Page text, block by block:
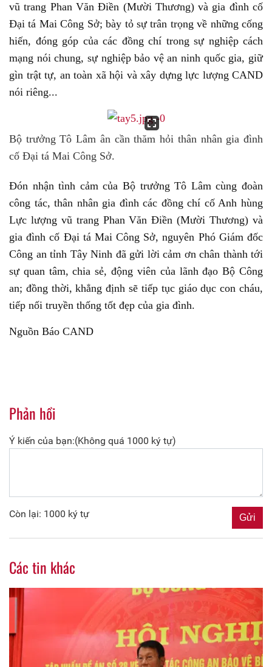
vũ trang Phan Văn Điền (Mười Thương) và gia đình cố
Đại tá Mai Công Sở; bày tỏ sự trân trọng về những cống
hiến, đóng góp của các đồng chí trong sự nghiệp cách
mạng nói chung, sự nghiệp bảo vệ an ninh quốc gia, giữ
gìn trật tự, an toàn xã hội và xây dựng lực lượng CAND
nói riêng...
Bộ trưởng Tô Lâm ân cần thăm hỏi thân nhân gia đình
cố Đại tá Mai Công Sở.
Đón nhận tình cảm của Bộ trưởng Tô Lâm cùng đoàn
công tác, thân nhân gia đình các đồng chí cố Anh hùng
Lực lượng vũ trang Phan Văn Điền (Mười Thương) và
gia đình cố Đại tá Mai Công Sở, nguyên Phó Giám đốc
Công an tỉnh Tây Ninh đã gửi lời cảm ơn chân thành tới
sự quan tâm, chia sẻ, động viên của lãnh đạo Bộ Công
an; đồng thời, khẳng định sẽ tiếp tục giáo dục con cháu,
tiếp nối truyền thống tốt đẹp của gia đình.
Nguồn Báo CAND
Phản hồi
Ý kiến của bạn:(Không quá 1000 ký tự)
Còn lại: 1000 ký tự
Các tin khác